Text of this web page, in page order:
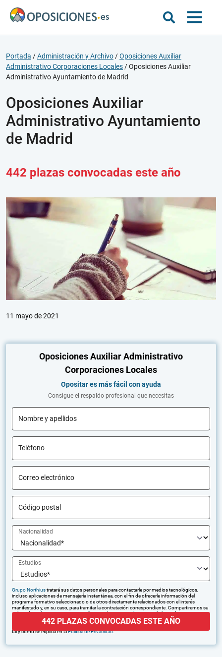
Portada /Administración y Archivo /Oposiciones Auxiliar
Administrativo Corporaciones Locales /Oposiciones Auxiliar
Administrativo Ayuntamiento de Madrid
Oposiciones Auxiliar
Administrativo Ayuntamiento
de Madrid
442 plazas convocadas este año
11 mayo de 2021
Oposiciones Auxiliar Administrativo
Corporaciones Locales
Opositar es más fácil con ayuda
Consigue el respaldo profesional que necesitas
Nombre y apellidos
Teléfono
Correo electrónico
Código postal
Nacionalidad
Estudios
Grupo Northiustratará sus datos personales para contactarle por medios tecnológicos,
incluso aplicaciones de mensajería instantánea, con el fin de ofrecerle información del
programa formativo seleccionado o de otros directamente relacionados con el interés
manifestado y, en su caso, para tramitar la contratación correspondiente. Compartiremos su
solicitud con las empresas que conforman el
puedan hacerle llegar la mejor oferta de productos y servicios de acuerdo a su petición.
tal y como se explica en laPolítica de Privacidad.
442 PLAZAS CONVOCADAS ESTE AÑO